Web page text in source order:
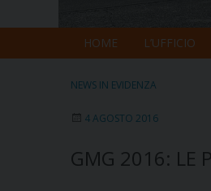
HOME L’UFFICIO
NEWS IN EVIDENZA
4 AGOSTO 2016
GMG 2016: LE